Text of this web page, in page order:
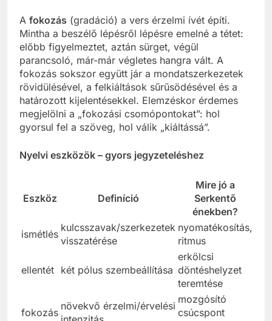
A fokozás (gradáció) a vers érzelmi ívét építi.
Mintha a beszélő lépésről lépésre emelné a tétet:
előbb figyelmeztet, aztán sürget, végül
parancsoló, már-már végletes hangra vált. A
fokozás sokszor együtt jár a mondatszerkezetek
rövidülésével, a felkiáltások sűrűsödésével és a
határozott kijelentésekkel. Elemzéskor érdemes
megjelölni a „fokozási csomópontokat”: hol
gyorsul fel a szöveg, hol válik „kiáltássá”.
Nyelvi eszközök – gyors jegyzeteléshez
Eszköz Definíció
Mire jó a
Serkentő
énekben?
ismétlés
kulcsszavak/szerkezetek
visszatérése
nyomatékosítás,
ritmus
ellentét két pólus szembeállítása
erkölcsi
döntéshelyzet
teremtése
fokozás
növekvő érzelmi/érvelési
mozgósító
csúcspont